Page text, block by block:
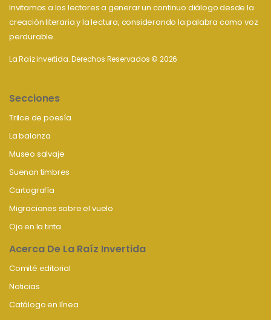
Invitamos a los lectores a generar un continuo diálogo desde la
creación literaria y la lectura, considerando la palabra como voz
perdurable.
La Raíz invertida. Derechos Reservados © 2026
Secciones
Trilce de poesía
La balanza
Museo salvaje
Suenan timbres
Cartografía
Migraciones sobre el vuelo
Ojo en la tinta
Acerca De La Raíz Invertida
Comité editorial
Noticias
Catálogo en línea